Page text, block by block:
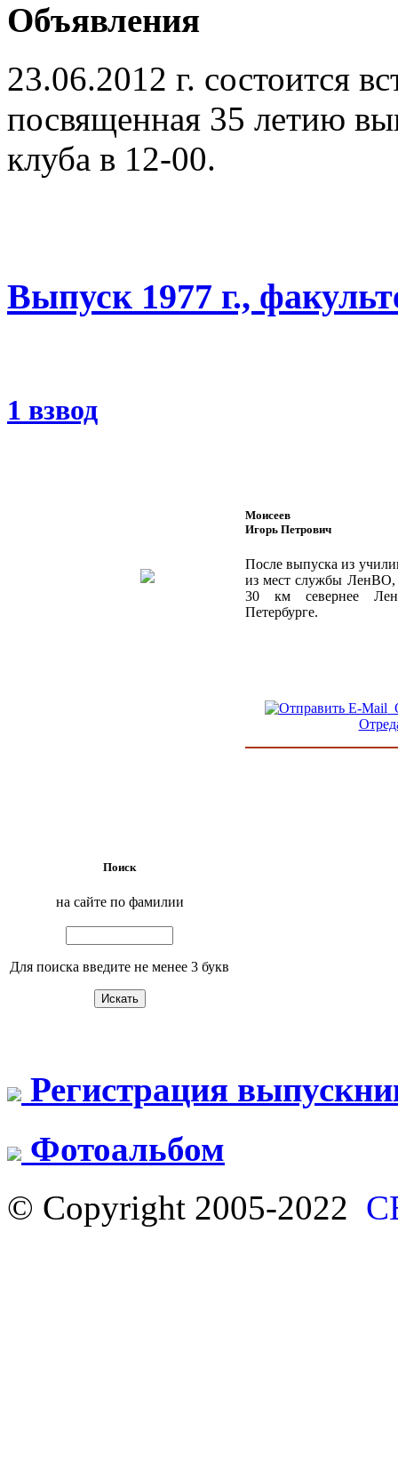
Объявления
23.06.2012 г. состоится
посвященная 35 летию
клуба в 12-00.
Выпуск 1977 г.,
1 взвод
Моисеев
Игорь Петрович
После выпуска из
из мест службы
30 км севернее
Петербурге.
Поиск
на сайте по фамилии
Для поиска введите не менее 3 букв
Регистрация
Фотоальбом
© Copyright 2005-2022